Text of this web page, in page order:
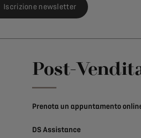
Iscrizione newsletter
Post-
Prenota un appuntamento
DS Assistance